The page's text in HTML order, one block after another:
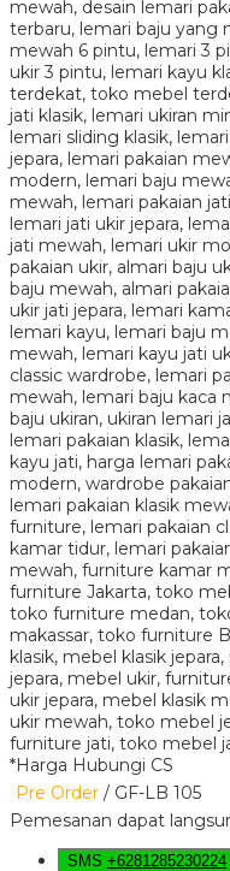
*Harga Hubungi CS
Pre Order / GF-LB 105
Pemesanan dapat
SMS +6281285230224